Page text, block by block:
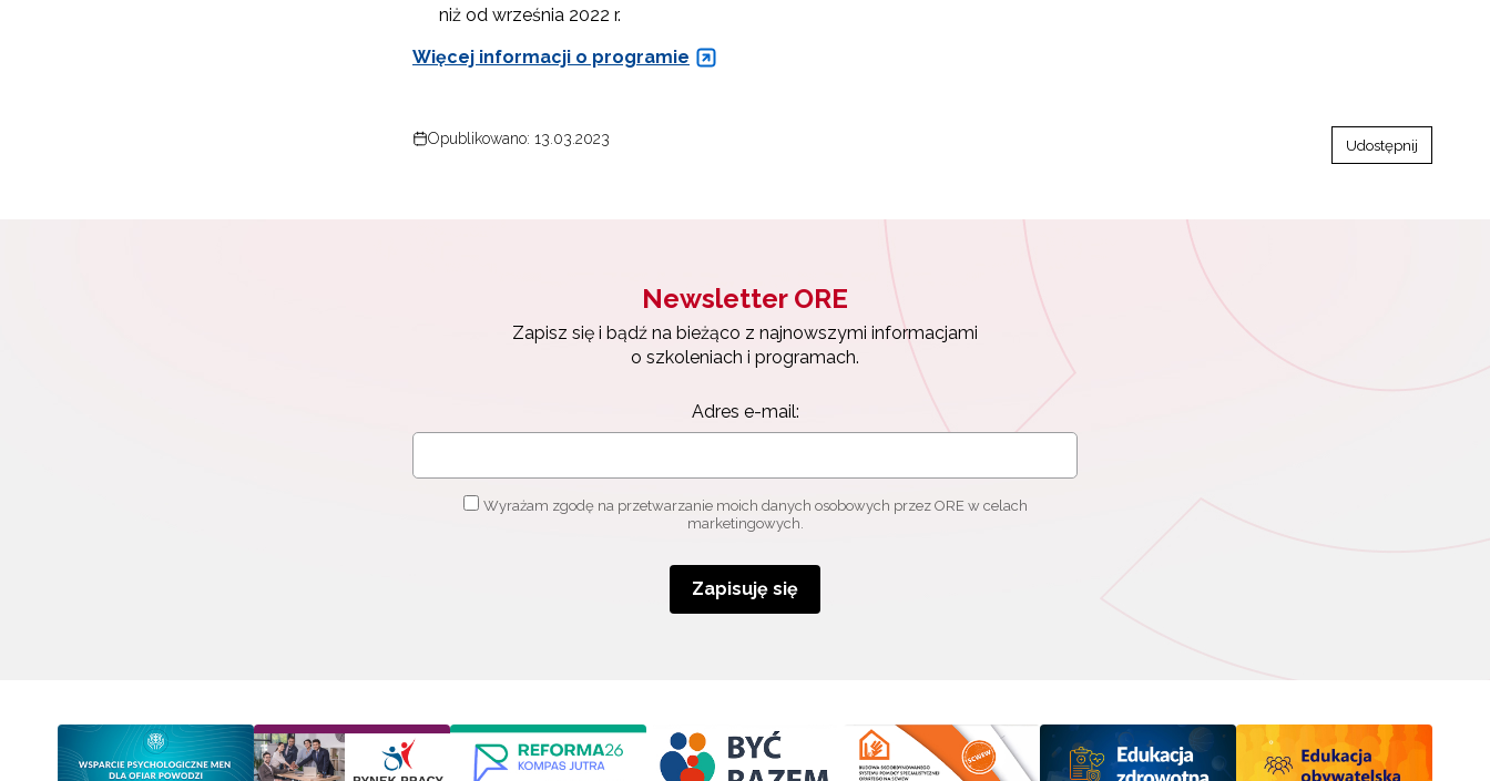
niż od września 2022 r.
Więcej informacji o programie
Opublikowano: 13.03.2023 Udostępnij
Newsletter ORE
Zapisz się i bądź na bieżąco z najnowszymi informacjami
o szkoleniach i programach.
Adres e-mail:
Wyrażam zgodę na przetwarzanie moich danych osobowych przez ORE w celach
marketingowych.
Zapisuję się